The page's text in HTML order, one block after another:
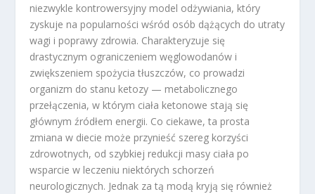
niezwykle kontrowersyjny model odżywiania, który
zyskuje na popularności wśród osób dążących do utraty
wagi i poprawy zdrowia. Charakteryzuje się
drastycznym ograniczeniem węglowodanów i
zwiększeniem spożycia tłuszczów, co prowadzi
organizm do stanu ketozy — metabolicznego
przełączenia, w którym ciała ketonowe stają się
głównym źródłem energii. Co ciekawe, ta prosta
zmiana w diecie może przynieść szereg korzyści
zdrowotnych, od szybkiej redukcji masy ciała po
wsparcie w leczeniu niektórych schorzeń
neurologicznych. Jednak za tą modą kryją się również